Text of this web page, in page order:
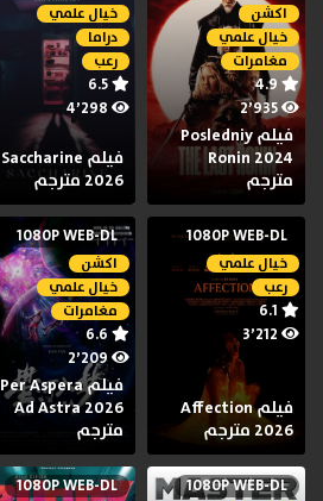
اكشن
خيال علمي
مغامرات
2٬935
فيلم Posledniy
Ronin 2024
مترجم
خيال علمي
دراما
رعب
6.5
4٬298
فيلم Saccharine
2026 مترجم
1080P WEB-DL
خيال علمي
رعب
فيلم Affection
2026 مترجم
1080P WEB-DL
اكشن
خيال علمي
مغامرات
6.6
2٬209
فيلم Per Aspera
Ad Astra 2026
مترجم
1080P WEB-DL
1080P WEB-DL